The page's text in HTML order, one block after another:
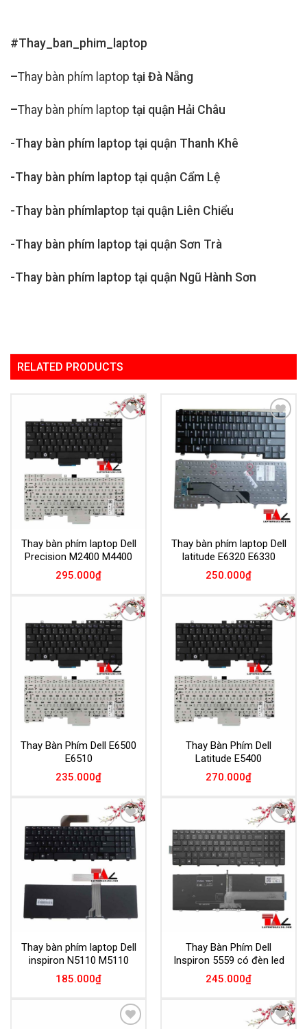
#Thay_ban_phim_laptop
–Thay bàn phím laptop tại Đà Nẵng
–Thay bàn phím laptop tại quận Hải Châu
-Thay bàn phím laptop tại quận Thanh Khê
-Thay bàn phím laptop tại quận Cẩm Lệ
-Thay bàn phímlaptop tại quận Liên Chiểu
-Thay bàn phím laptop tại quận Sơn Trà
-Thay bàn phím laptop tại quận Ngũ Hành Sơn
RELATED PRODUCTS
Add to
Wishlist
Thay bàn phím laptop Dell
Precision M2400 M4400
295.000₫
Add to
Wishlist
Thay bàn phím laptop Dell
latitude E6320 E6330
250.000₫
Add to
Wishlist
Thay Bàn Phím Dell E6500
E6510
235.000₫
Add to
Wishlist
Thay Bàn Phím Dell
Latitude E5400
270.000₫
Add to
Wishlist
Thay bàn phím laptop Dell
inspiron N5110 M5110
185.000₫
Add to
Wishlist
Thay Bàn Phím Dell
Inspiron 5559 có đèn led
245.000₫